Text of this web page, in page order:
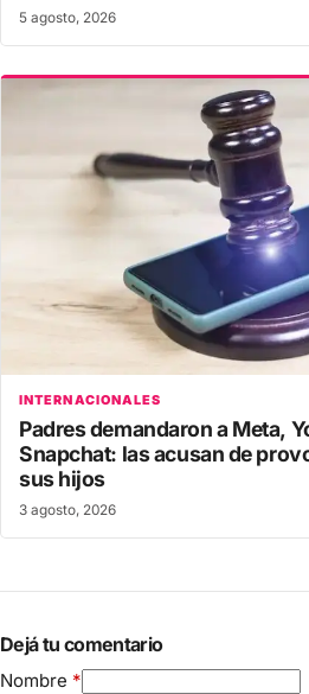
5 agosto, 2026
INTERNACIONALES
Padres demandaron a Meta,
Snapchat: las acusan de
sus hijos
3 agosto, 2026
Dejá tu comentario
Nombre *